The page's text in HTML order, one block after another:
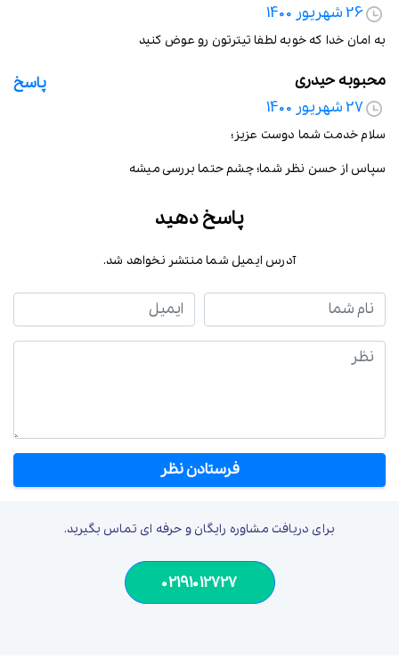
26 شهریور 1400
به امان خدا که خوبه لطفا تیترتون رو عوض کنید
محبوبه حیدری
پاسخ
27 شهریور 1400
سلام خدمت شما دوست عزیز؛
سپاس از حسن نظر شما؛ چشم حتما بررسی میشه
پاسخ دهید
آدرس ایمیل شما منتشر نخواهد شد.
نام شما ایمیل
نظر
برای دریافت مشاوره رایگان و حرفه ای تماس بگیرید.
02191012727